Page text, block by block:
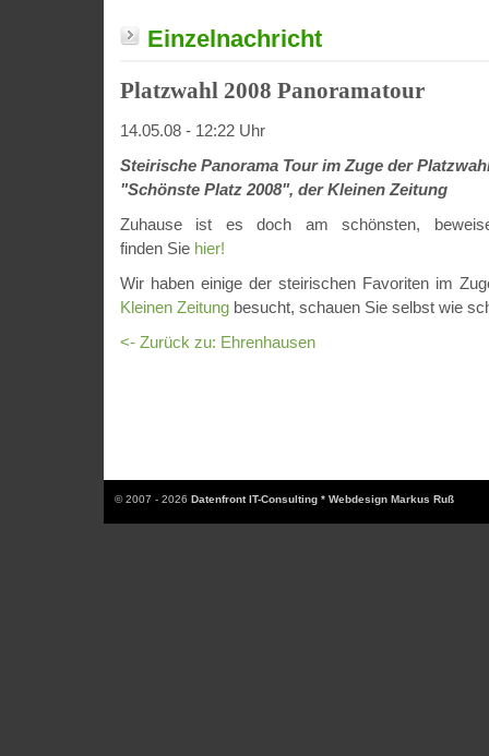
Einzelnachricht
Platzwahl 2008 Panoramatour
14.05.08 - 12:22 Uhr
Steirische Panorama Tour im Zuge der
"Schönste Platz 2008", der Kleinen Zeitung
Zuhause ist es doch am schönsten,
finden Sie hier!
Wir haben einige der steirischen Favoriten im
Kleinen Zeitung besucht, schauen Sie selbst wie
<- Zurück zu: Ehrenhausen
© 2007 - 2026 Datenfront IT-Consulting * Webdesign Markus Ruß